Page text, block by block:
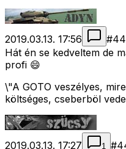
2019.03.13. 17:56 #
Hát én se kedveltem de
profi 😄
\"A GOTO veszélyes,
költséges, cseberböl
2019.03.13. 17:27 1 #